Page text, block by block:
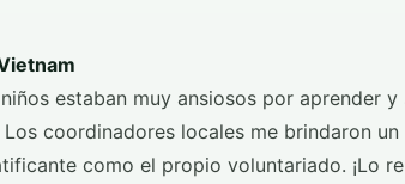
estaban muy ansiosos por aprender y
coordinadores locales me brindaron un
como el propio voluntariado. ¡Lo